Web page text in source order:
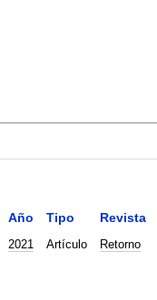
Año Tipo Revista
2021 Artículo Retorno